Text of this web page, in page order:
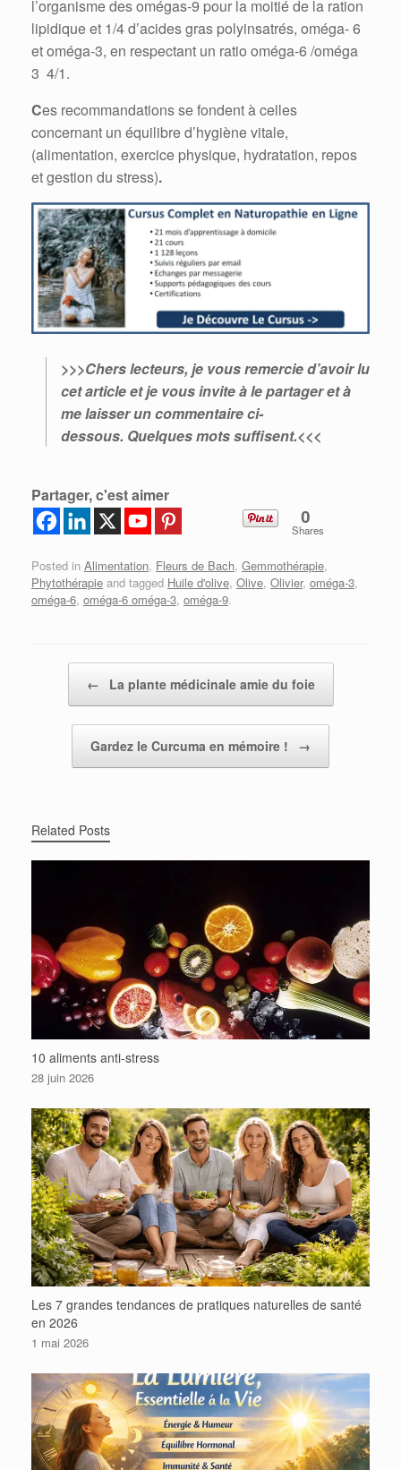
l’organisme des omégas-9 pour la moitié de la ration
lipidique et 1/4 d’acides gras polyinsatrés, oméga- 6
et oméga-3, en respectant un ratio oméga-6 /oméga
3 4/1.
Ces recommandations se fondent à celles
concernant un équilibre d’hygiène vitale,
(alimentation, exercice physique, hydratation, repos
et gestion du stress).
>>>Chers lecteurs, je vous remercie d’avoir lu
cet article et je vous invite à le partager et à
me laisser un commentaire ci-
dessous. Quelques mots suffisent.<<<
Partager, c'est aimer
0
Shares
Posted in Alimentation, Fleurs de Bach, Gemmothérapie,
Phytothérapie and tagged Huile d'olive, Olive, Olivier, oméga-3,
oméga-6, oméga-6 oméga-3, oméga-9.
Post navigation
← La plante médicinale amie du foie
Gardez le Curcuma en mémoire ! →
Related Posts
10 aliments anti-stress
28 juin 2026
Les 7 grandes tendances de pratiques naturelles de santé
en 2026
1 mai 2026